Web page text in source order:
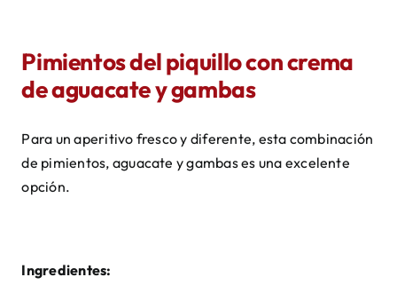
Pimientos del piquillo con crema
de aguacate y gambas
Para un aperitivo fresco y diferente, esta combinación
de pimientos, aguacate y gambas es una excelente
opción.
Ingredientes: